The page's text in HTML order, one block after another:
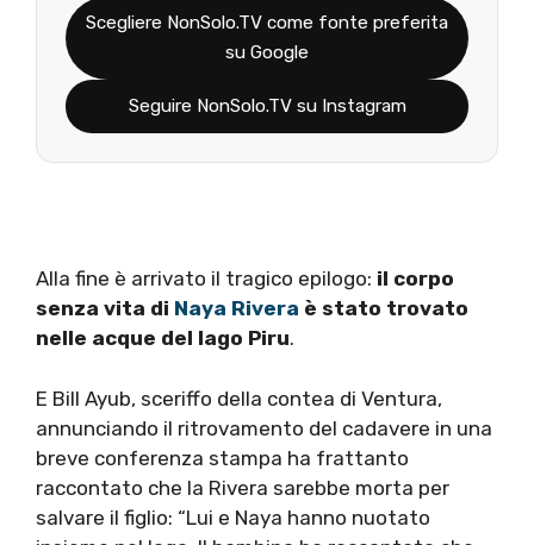
Scegliere NonSolo.TV come fonte preferita
su Google
Seguire NonSolo.TV su Instagram
Alla fine è arrivato il tragico epilogo: il corpo
senza vita di Naya Rivera è stato trovato
nelle acque del lago Piru.
E Bill Ayub, sceriffo della contea di Ventura,
annunciando il ritrovamento del cadavere in una
breve conferenza stampa ha frattanto
raccontato che la Rivera sarebbe morta per
salvare il figlio: “Lui e Naya hanno nuotato